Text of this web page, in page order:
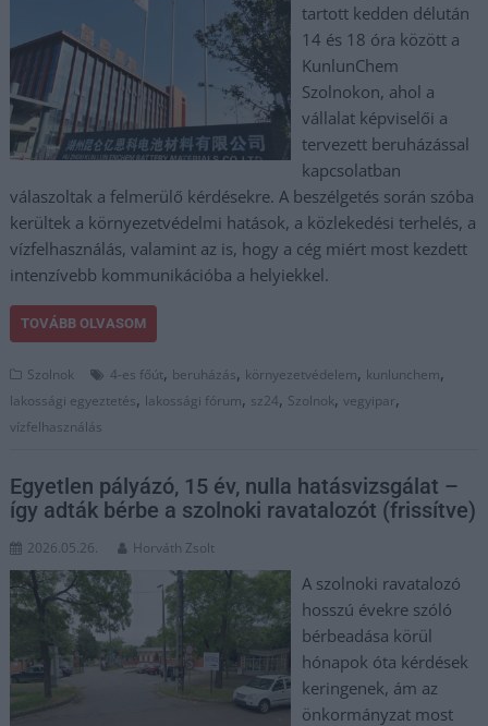
tartott kedden délután
14 és 18 óra között a
KunlunChem
Szolnokon, ahol a
vállalat képviselői a
tervezett beruházással
kapcsolatban
válaszoltak a felmerülő kérdésekre. A beszélgetés során szóba
kerültek a környezetvédelmi hatások, a közlekedési terhelés, a
vízfelhasználás, valamint az is, hogy a cég miért most kezdett
intenzívebb kommunikációba a helyiekkel.
TOVÁBB OLVASOM
Szolnok 4-es főút, beruházás, környezetvédelem, kunlunchem,
lakossági egyeztetés, lakossági fórum, sz24, Szolnok,vegyipar,
vízfelhasználás
Egyetlen pályázó, 15 év, nulla hatásvizsgálat –
így adták bérbe a szolnoki ravatalozót (frissítve)
2026.05.26. Horváth Zsolt
A szolnoki ravatalozó
hosszú évekre szóló
bérbeadása körül
hónapok óta kérdések
keringenek, ám az
önkormányzat most